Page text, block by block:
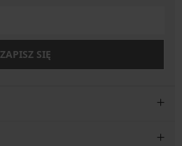
ZAPISZ SIĘ